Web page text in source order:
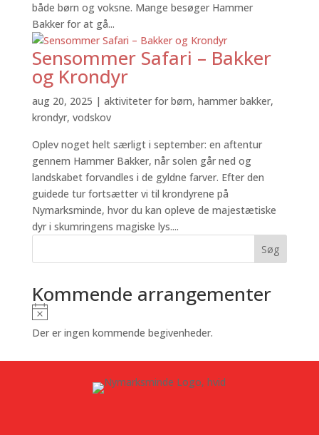
både børn og voksne. Mange besøger Hammer
Bakker for at gå...
Sensommer Safari – Bakker
og Krondyr
aug 20, 2025 | aktiviteter for børn, hammer bakker,
krondyr, vodskov
Oplev noget helt særligt i september: en aftentur
gennem Hammer Bakker, når solen går ned og
landskabet forvandles i de gyldne farver. Efter den
guidede tur fortsætter vi til krondyrene på
Nymarksminde, hvor du kan opleve de majestætiske
dyr i skumringens magiske lys....
Søg
Kommende arrangementer
Notice
Der er ingen kommende begivenheder.